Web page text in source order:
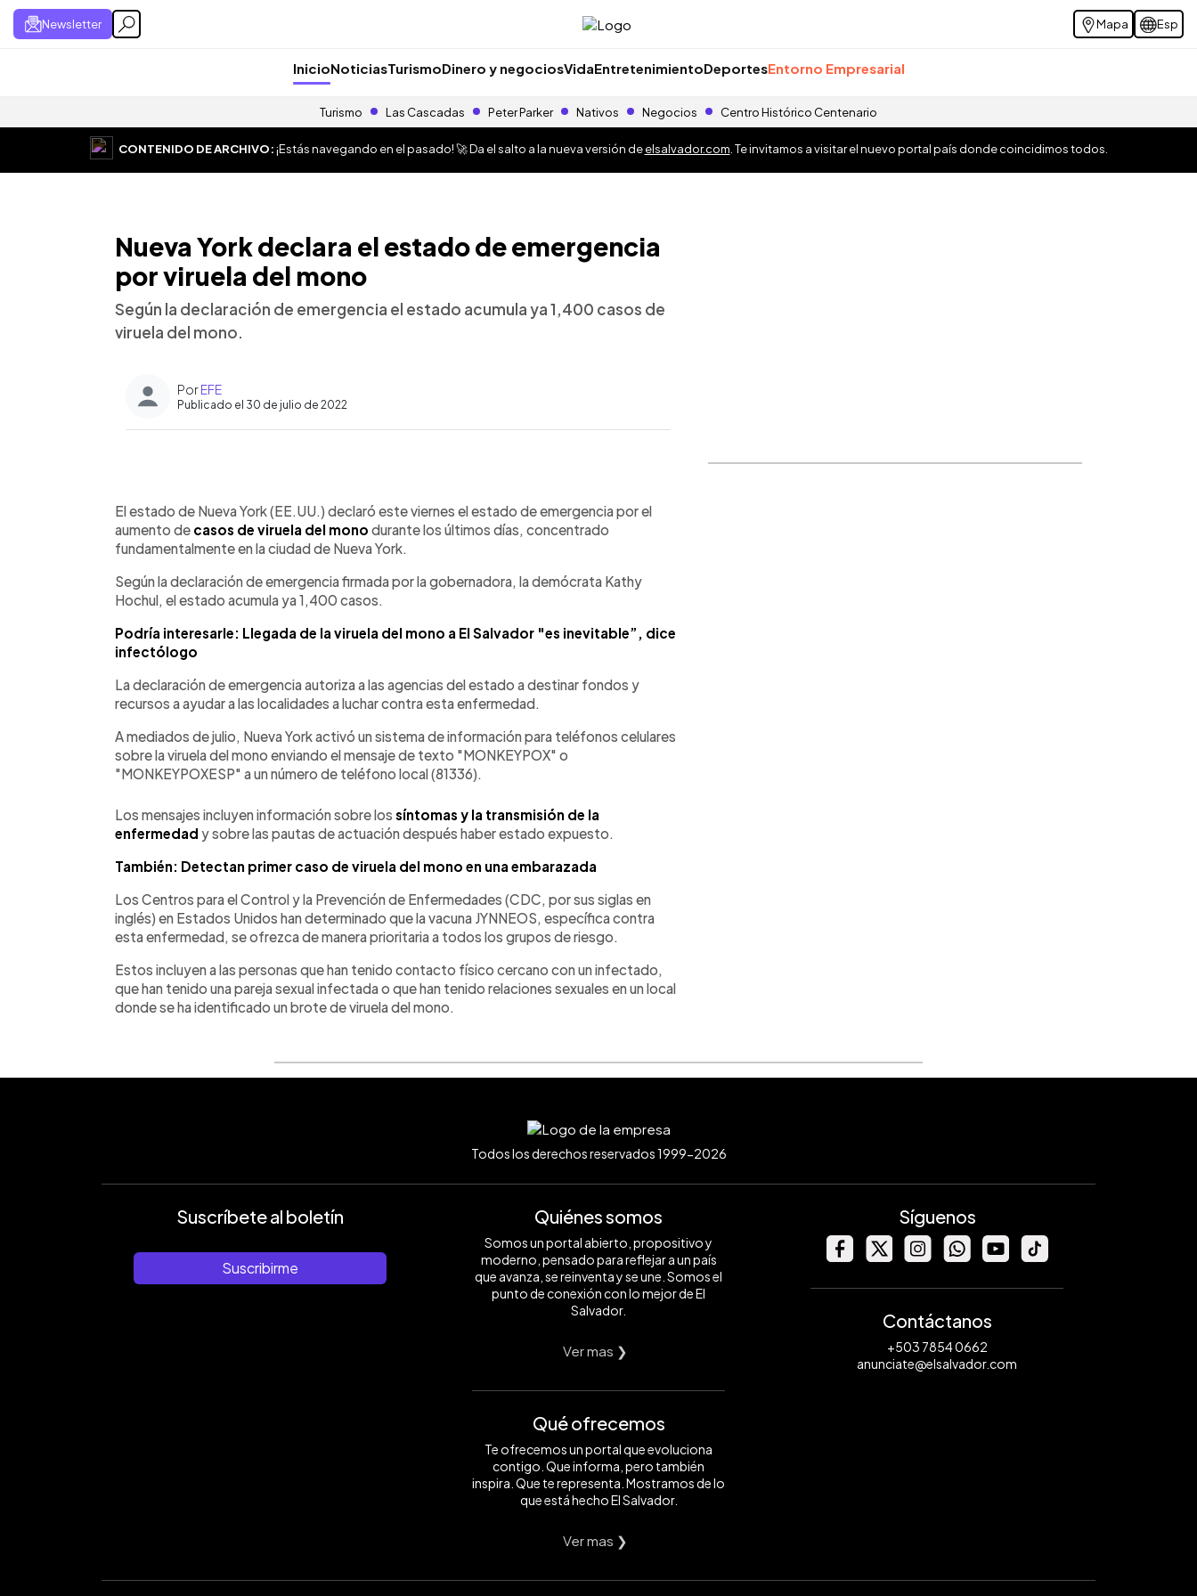
Newsletter Mapa Esp
InicioNoticiasTurismoDinero y negociosVidaEntretenimientoDeportesEntorno Empresarial
Turismo Las Cascadas Peter Parker Nativos Negocios Centro Histórico Centenario
CONTENIDO DE ARCHIVO:¡Estás navegando en el pasado! 🚀 Da el salto a la nueva versión deelsalvador.com . Te invitamos a visitar el nuevo portal país donde coincidimos todos.
Nueva York declara el estado de emergencia
por viruela del mono
Según la declaración de emergencia el estado acumula ya 1,400 casos de
viruela del mono.
PorEFE
Publicado el 30 de julio de 2022
► Escuchar artículo
El estado de Nueva York (EE.UU.) declaró este viernes el estado de emergencia por el
aumento de casos de viruela del mono durante los últimos días, concentrado
fundamentalmente en la ciudad de Nueva York.
Según la declaración de emergencia firmada por la gobernadora, la demócrata Kathy
Hochul, el estado acumula ya 1,400 casos.
Podría interesarle: Llegada de la viruela del mono a El Salvador "es inevitable”, dice
infectólogo
La declaración de emergencia autoriza a las agencias del estado a destinar fondos y
recursos a ayudar a las localidades a luchar contra esta enfermedad.
A mediados de julio, Nueva York activó un sistema de información para teléfonos celulares
sobre la viruela del mono enviando el mensaje de texto "MONKEYPOX" o
"MONKEYPOXESP" a un número de teléfono local (81336).
Los mensajes incluyen información sobre los síntomas y la transmisión de la
enfermedad y sobre las pautas de actuación después haber estado expuesto.
También: Detectan primer caso de viruela del mono en una embarazada
Los Centros para el Control y la Prevención de Enfermedades (CDC, por sus siglas en
inglés) en Estados Unidos han determinado que la vacuna JYNNEOS, específica contra
esta enfermedad, se ofrezca de manera prioritaria a todos los grupos de riesgo.
Estos incluyen a las personas que han tenido contacto físico cercano con un infectado,
que han tenido una pareja sexual infectada o que han tenido relaciones sexuales en un local
donde se ha identificado un brote de viruela del mono.
Todos los derechos reservados 1999-2026
Suscríbete al boletín
Suscribirme
Quiénes somos
Somos un portal abierto, propositivo y
moderno, pensado para reflejar a un país
que avanza, se reinventa y se une. Somos el
punto de conexión con lo mejor de El
Salvador.
Ver mas ❯
Qué ofrecemos
Te ofrecemos un portal que evoluciona
contigo. Que informa, pero también
inspira. Que te representa. Mostramos de lo
que está hecho El Salvador.
Ver mas ❯
Síguenos
Contáctanos
+503 7854 0662
anunciate@elsalvador.com